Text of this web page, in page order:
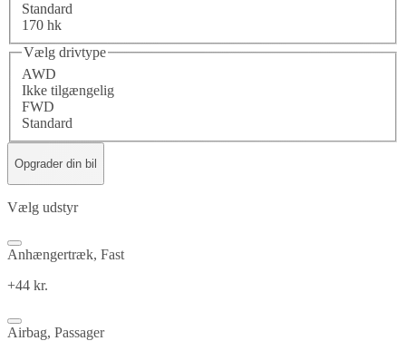
Standard
170 hk
Vælg drivtype
AWD
Ikke tilgængelig
FWD
Standard
Opgrader din bil
Vælg udstyr
Anhængertræk, Fast
+44 kr.
Airbag, Passager